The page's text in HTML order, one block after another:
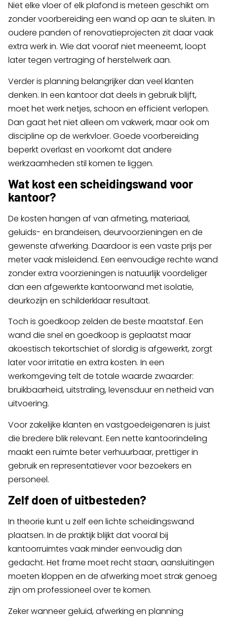
Niet elke vloer of elk plafond is meteen geschikt om
zonder voorbereiding een wand op aan te sluiten. In
oudere panden of renovatieprojecten zit daar vaak
extra werk in. Wie dat vooraf niet meeneemt, loopt
later tegen vertraging of herstelwerk aan.
Verder is planning belangrijker dan veel klanten
denken. In een kantoor dat deels in gebruik blijft,
moet het werk netjes, schoon en efficiënt verlopen.
Dan gaat het niet alleen om vakwerk, maar ook om
discipline op de werkvloer. Goede voorbereiding
beperkt overlast en voorkomt dat andere
werkzaamheden stil komen te liggen.
Wat kost een scheidingswand voor
kantoor?
De kosten hangen af van afmeting, materiaal,
geluids- en brandeisen, deurvoorzieningen en de
gewenste afwerking. Daardoor is een vaste prijs per
meter vaak misleidend. Een eenvoudige rechte wand
zonder extra voorzieningen is natuurlijk voordeliger
dan een afgewerkte kantoorwand met isolatie,
deurkozijn en schilderklaar resultaat.
Toch is goedkoop zelden de beste maatstaf. Een
wand die snel en goedkoop is geplaatst maar
akoestisch tekortschiet of slordig is afgewerkt, zorgt
later voor irritatie en extra kosten. In een
werkomgeving telt de totale waarde zwaarder:
bruikbaarheid, uitstraling, levensduur en netheid van
uitvoering.
Voor zakelijke klanten en vastgoedeigenaren is juist
die bredere blik relevant. Een nette kantoorindeling
maakt een ruimte beter verhuurbaar, prettiger in
gebruik en representatiever voor bezoekers en
personeel.
Zelf doen of uitbesteden?
In theorie kunt u zelf een lichte scheidingswand
plaatsen. In de praktijk blijkt dat vooral bij
kantoorruimtes vaak minder eenvoudig dan
gedacht. Het frame moet recht staan, aansluitingen
moeten kloppen en de afwerking moet strak genoeg
zijn om professioneel over te komen.
Zeker wanneer geluid, afwerking en planning